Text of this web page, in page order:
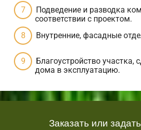
Подведение и разводка
соответствии с проектом.
Внутренние, фасадные
Благоустройство участка,
дома в эксплуатацию.
Заказать или